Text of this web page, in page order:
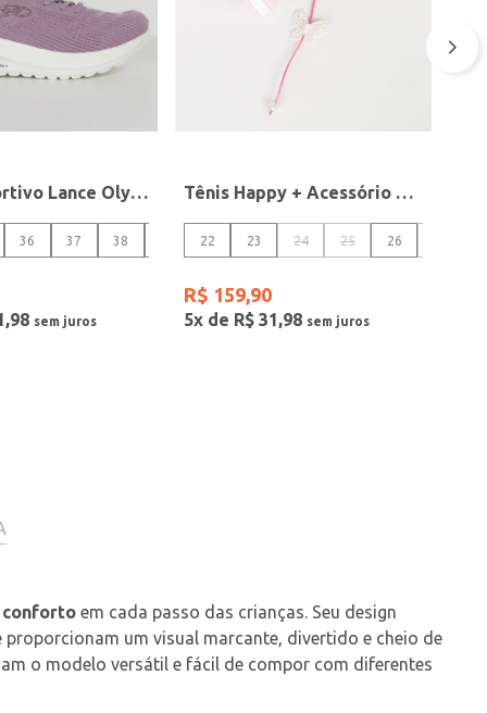
Tênis Esportivo Lance Olympikus Feminino LILAS
36 37 38
,98
Tênis Happy + Acessório Kidy Infantil Para Menina- ROSA CLARO/BRANCO
22 23 24 25 26
R$ 159,90
5x de R$ 31,98
conforto em cada passo das crianças. Seu design
um visual marcante, divertido e cheio de
o modelo versátil e fácil de compor com diferentes